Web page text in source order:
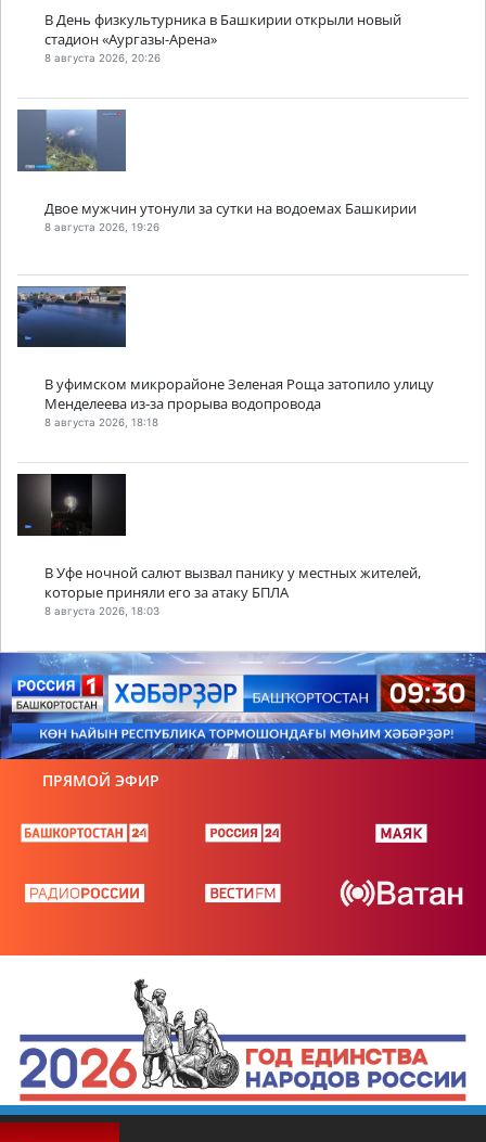
В День физкультурника в Башкирии открыли новый
стадион «Аургазы-Арена»
8 августа 2026, 20:26
Двое мужчин утонули за сутки на водоемах Башкирии
8 августа 2026, 19:26
В уфимском микрорайоне Зеленая Роща затопило улицу
Менделеева из-за прорыва водопровода
8 августа 2026, 18:18
В Уфе ночной салют вызвал панику у местных жителей,
которые приняли его за атаку БПЛА
8 августа 2026, 18:03
ПРЯМОЙ ЭФИР